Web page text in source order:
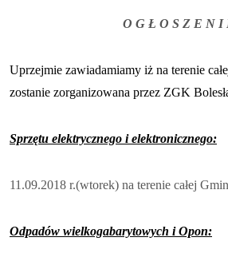
O G Ł O S Z E N I
Uprzejmie zawiadamiamy iż na terenie
zostanie zorganizowana przez ZGK
Sprzętu elektrycznego i elektronicznego:
11.09.2018 r.(wtorek) na terenie całej
Odpadów wielkogabarytowych i Opon: